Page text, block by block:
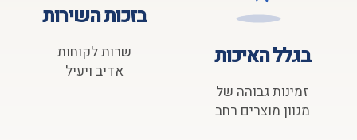
בגלל האיכות
זמינות גבוהה של
מגוון מוצרים רחב
בזכות השירות
שרות לקוחות
אדיב ויעיל